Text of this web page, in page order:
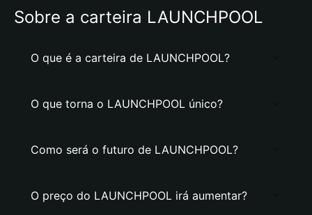
Sobre a carteira LAUNCHPOOL
O que é a carteira de LAUNCHPOOL?
O que torna o LAUNCHPOOL único?
Como será o futuro de LAUNCHPOOL?
O preço do LAUNCHPOOL irá aumentar?